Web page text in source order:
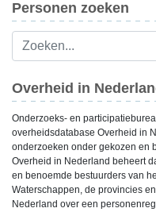
Personen zoeken
Overheid in
Onderzoeks- en
overheidsdatabase Overheid in
onderzoeken onder gekozen en
Overheid in Nederland beheert
en benoemde bestuurders van
Waterschappen, de provincies
Nederland over een